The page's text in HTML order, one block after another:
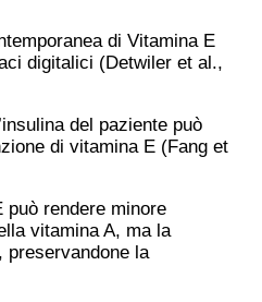
di Vitamina E
digitalici (Detwiler et al.,
del paziente può
di vitamina E (Fang et
può rendere minore
vitamina A, ma la
preservandone la